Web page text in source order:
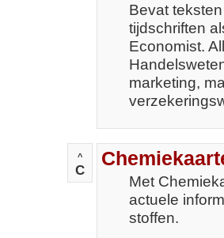
Bevat
tijdschriften
Economist.
marketing,
^
C
Met
actuele
stoffen.